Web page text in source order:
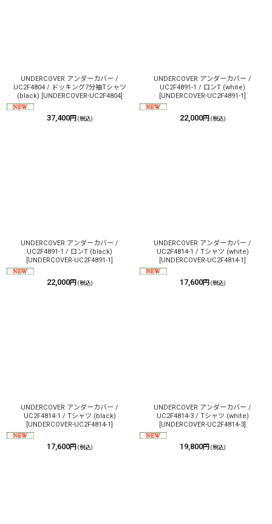
UNDERCOVER アンダーカバー /
UC2F4804 / ドッキング7分袖Tシャツ
(black)
UNDERCOVER-UC2F4804]
37,400円 (税込)
UNDERCOVER アンダーカバー /
UC2F4891-1 / ロンT (white)
UNDERCOVER-UC2F4891-1
22,000円 (税込)
UNDERCOVER アンダーカバー /
UC2F4891-1 / ロンT (black)
UNDERCOVER-UC2F4891-1
22,000円 (税込)
UNDERCOVER アンダーカバー /
UC2F4814-1 / Tシャツ (white)
UNDERCOVER-UC2F4814-1
17,600円 (税込)
UNDERCOVER アンダーカバー /
UC2F4814-1 / Tシャツ (black)
UNDERCOVER-UC2F4814-1
17,600円 (税込)
UNDERCOVER アンダーカバー /
UC2F4814-3 / Tシャツ (white)
UNDERCOVER-UC2F4814-3
19,800円 (税込)